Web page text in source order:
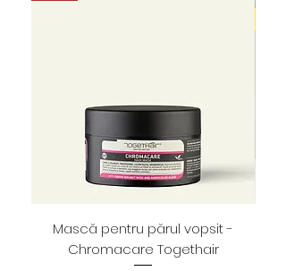
Mască pentru părul vopsit -
Chromacare Togethair